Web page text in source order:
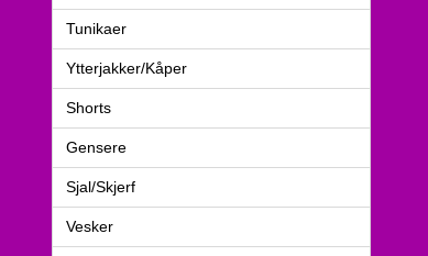
Tunikaer
Ytterjakker/Kåper
Shorts
Gensere
Sjal/Skjerf
Vesker